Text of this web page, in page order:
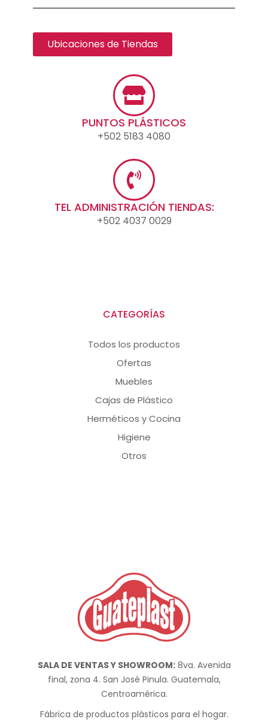
Ubicaciones de Tiendas
PUNTOS PLÁSTICOS
+502 5183 4080
TEL ADMINISTRACIÓN TIENDAS:
+502 4037 0029
CATEGORÍAS
Todos los productos
Ofertas
Muebles
Cajas de Plástico
Herméticos y Cocina
Higiene
Otros
SALA DE VENTAS Y SHOWROOM:8va. Avenida
final, zona 4. San José Pinula. Guatemala,
Centroamérica.
Fábrica de productos plásticos para el hogar.